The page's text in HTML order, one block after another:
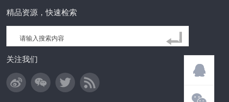
精品资源，快速检索
关注我们